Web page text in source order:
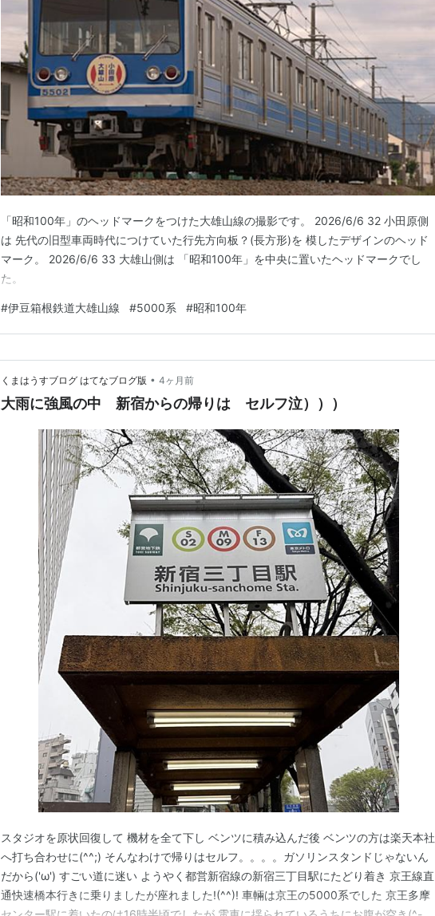
「昭和100年」のヘッドマークをつけた大雄山線の撮影です。 2026/6/6 32 小田原側
は 先代の旧型車両時代につけていた行先方向板？(長方形)を 模したデザインのヘッド
マーク。 2026/6/6 33 大雄山側は 「昭和100年」を中央に置いたヘッドマークでし
た。
#伊豆箱根鉄道大雄山線 #5000系 #昭和100年
くまはうすブログ はてなブログ版 • 4ヶ月前
大雨に強風の中 新宿からの帰りは セルフ泣）））
スタジオを原状回復して 機材を全て下し ベンツに積み込んだ後 ベンツの方は楽天本社
へ打ち合わせに(^^;) そんなわけで帰りはセルフ。。。。ガソリンスタンドじゃないん
だから('ω') すごい道に迷い ようやく都営新宿線の新宿三丁目駅にたどり着き 京王線直
通快速橋本行きに乗りましたが座れました!(^^)! 車輛は京王の5000系でした 京王多摩